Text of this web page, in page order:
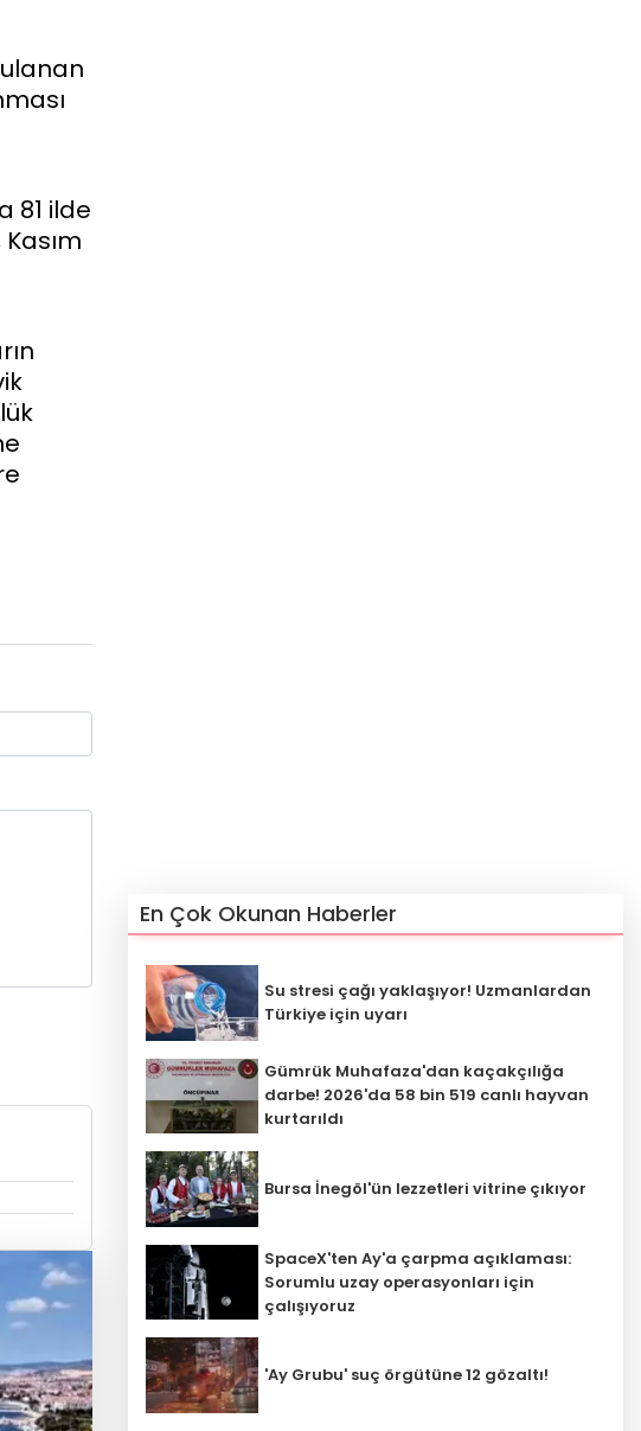
81 ilde
En Çok Okunan Haberler
Su stresi çağı yaklaşıyor! Uzmanlardan
Türkiye için uyarı
Gümrük Muhafaza'dan kaçakçılığa
darbe! 2026'da 58 bin 519 canlı hayvan
kurtarıldı
Bursa İnegöl'ün lezzetleri vitrine çıkıyor
SpaceX'ten Ay'a çarpma açıklaması:
Sorumlu uzay operasyonları için
çalışıyoruz
'Ay Grubu' suç örgütüne 12 gözaltı!